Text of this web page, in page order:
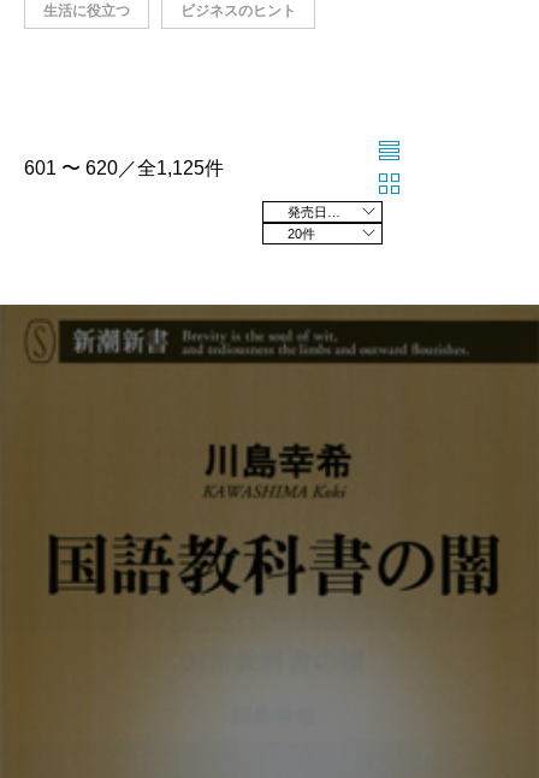
生活に役立つ ビジネスのヒント
601 〜 620／全1,125件
20件